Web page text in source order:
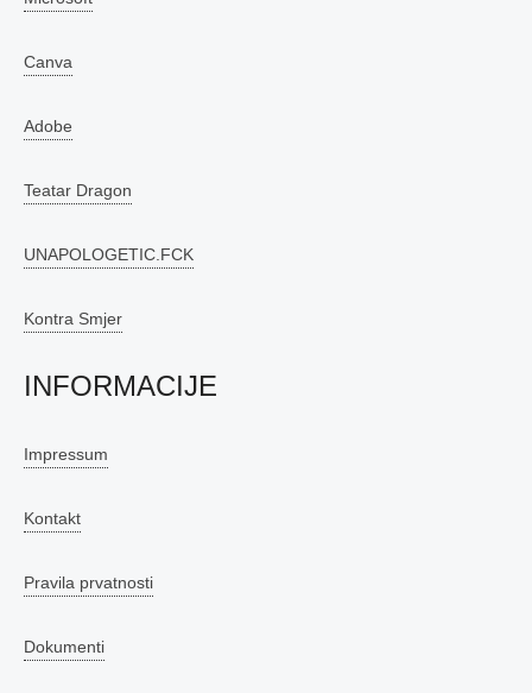
Canva
Adobe
Teatar Dragon
UNAPOLOGETIC.FCK
Kontra Smjer
INFORMACIJE
Impressum
Kontakt
Pravila prvatnosti
Dokumenti